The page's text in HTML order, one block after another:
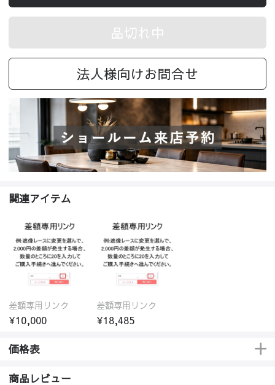
品切れ中
法人様向けお問合せ
関連アイテム
差額専用リンク
¥10,000
差額専用リンク
¥18,485
価格表
商品レビュー